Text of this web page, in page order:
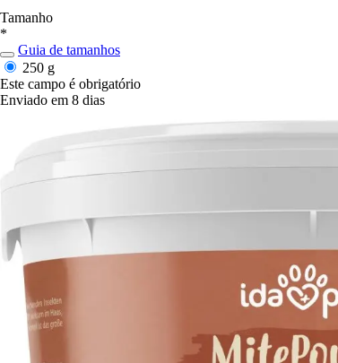
Tamanho
*
Guia de tamanhos
250 g
Este campo é obrigatório
Enviado em 8 dias